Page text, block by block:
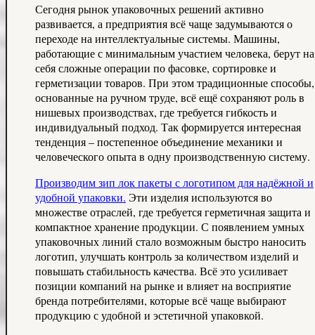
Сегодня рынок упаковочных решений активно
развивается, а предприятия всё чаще задумываются о
переходе на интеллектуальные системы. Машины,
работающие с минимальным участием человека, берут на
себя сложные операции по фасовке, сортировке и
герметизации товаров. При этом традиционные способы,
основанные на ручном труде, всё ещё сохраняют роль в
нишевых производствах, где требуется гибкость и
индивидуальный подход. Так формируется интересная
тенденция – постепенное объединение механики и
человеческого опыта в одну производственную систему.
Производим зип лок пакеты с логотипом для надёжной и
удобной упаковки. Эти изделия используются во
множестве отраслей, где требуется герметичная защита и
компактное хранение продукции. С появлением умных
упаковочных линий стало возможным быстро наносить
логотип, улучшать контроль за количеством изделий и
повышать стабильность качества. Всё это усиливает
позиции компаний на рынке и влияет на восприятие
бренда потребителями, которые всё чаще выбирают
продукцию с удобной и эстетичной упаковкой.